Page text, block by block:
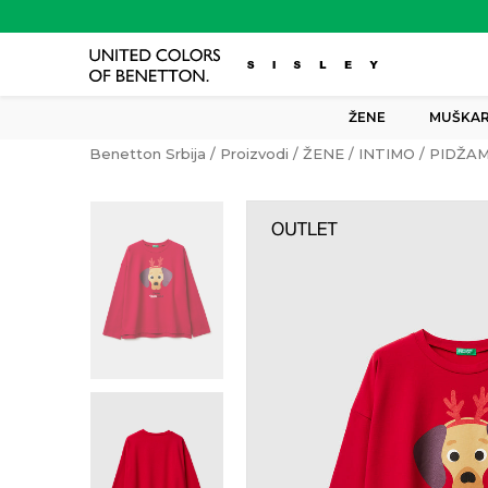
ŽENE
Benetton Srbija Proizvodi ŽENE INTIMO